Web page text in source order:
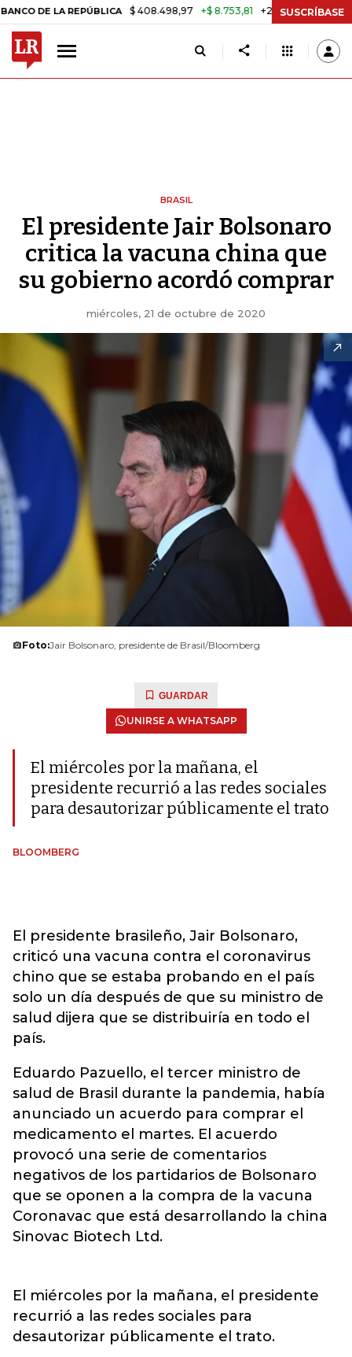
LA REPÚBLICA $ 408.498,97 +$ 8.753,81 +2,19% TASA DE USURA
SUSCRÍBASE
BRASIL
El presidente Jair Bolsonaro
critica la vacuna china que
su gobierno acordó comprar
miércoles, 21 de octubre de 2020
Foto:Jair Bolsonaro, presidente de Brasil/Bloomberg
GUARDAR
UNIRSE A WHATSAPP
El miércoles por la mañana, el
presidente recurrió a las redes sociales
para desautorizar públicamente el trato
BLOOMBERG
El presidente brasileño, Jair Bolsonaro,
criticó una vacuna contra el coronavirus
chino que se estaba probando en el país
solo un día después de que su ministro de
salud dijera que se distribuiría en todo el
país.
Eduardo Pazuello, el tercer ministro de
salud de Brasil durante la pandemia, había
anunciado un acuerdo para comprar el
medicamento el martes. El acuerdo
provocó una serie de comentarios
negativos de los partidarios de Bolsonaro
que se oponen a la compra de la vacuna
Coronavac que está desarrollando la china
Sinovac Biotech Ltd.
El miércoles por la mañana, el presidente
recurrió a las redes sociales para
desautorizar públicamente el trato.